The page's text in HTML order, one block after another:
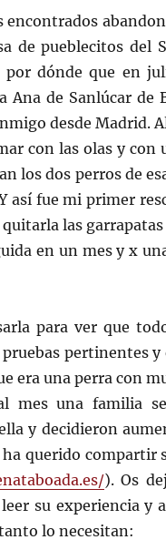
de pueblecitos del
dónde que en
Ana de Sanlúcar de
desde Madrid.
con las olas y con
los dos perros de
así fue mi primer
las
en un mes y x
para ver que
pertinentes y
era una perra con
mes una familia
y decidieron
querido compartir
). Os
su experiencia y
lo necesitan: